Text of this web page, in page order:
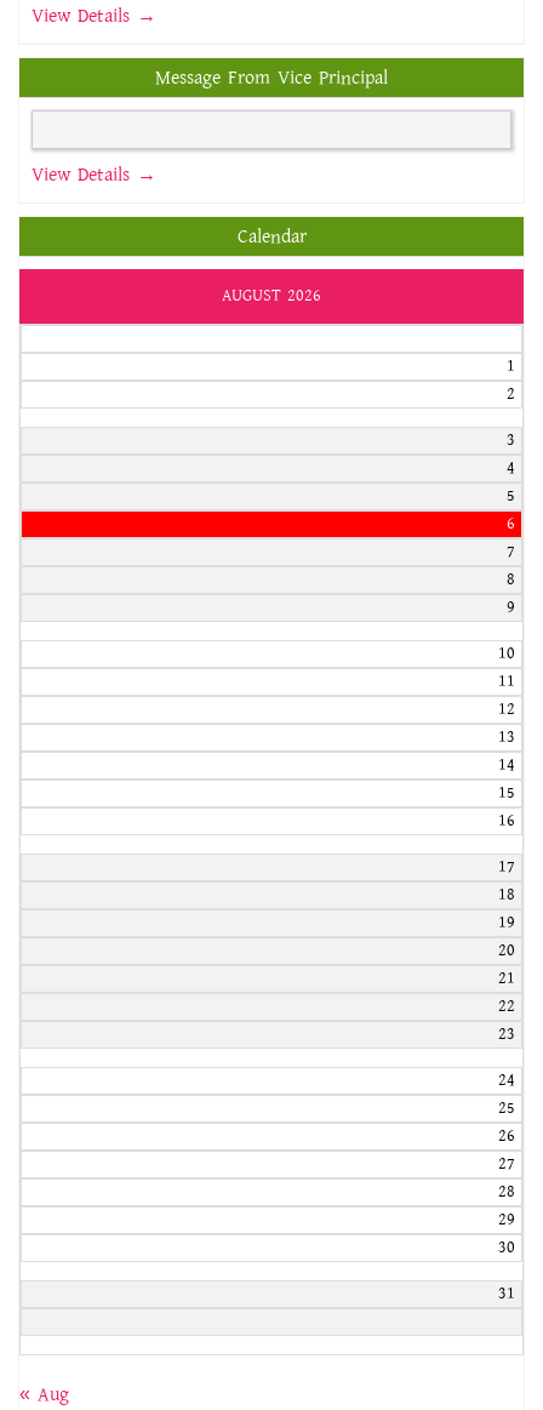
View Details →
Message From Vice Principal
View Details →
Calendar
AUGUST 2026
1
2
3
4
5
6
7
8
9
10
11
12
13
14
15
16
17
18
19
20
21
22
23
24
25
26
27
28
29
30
31
« Aug